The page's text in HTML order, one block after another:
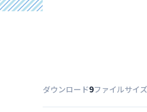
ダウンロード9ファイルサイズ